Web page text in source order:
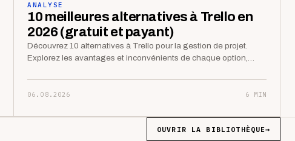
ANALYSE
10 meilleures alternatives à Trello en
2026 (gratuit et payant)
Découvrez 10 alternatives à Trello pour la gestion de projet.
Explorez les avantages et inconvénients de chaque option,…
06.08.2026 6 MIN
OUVRIR LA BIBLIOTHÈQUE→